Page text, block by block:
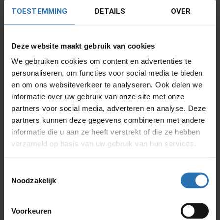
TOESTEMMING DETAILS OVER
Deze website maakt gebruik van cookies
We gebruiken cookies om content en advertenties te
personaliseren, om functies voor social media te bieden
en om ons websiteverkeer te analyseren. Ook delen we
informatie over uw gebruik van onze site met onze
partners voor social media, adverteren en analyse. Deze
partners kunnen deze gegevens combineren met andere
informatie die u aan ze heeft verstrekt of die ze hebben
verzameld op basis van uw gebruik van hun services.
Noodzakelijk
Voorkeuren
rechte opstellingen en keukens met een kookeiland.
kastjes en dezelfde kwaliteit inbouwapparatuur. Voor
de verhuurder van de woningen is dat prettig. Als er
een keer een apparaat defect is, weet iedereen om
welk type het gaat.”